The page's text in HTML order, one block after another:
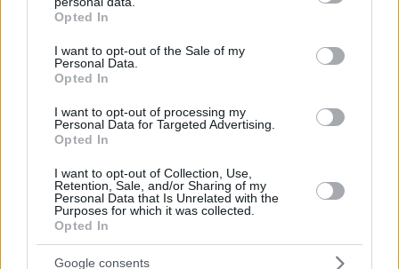
grant or deny consent to Google and its third-party tags to
use your data for below specified purposes in below Google
consent section.
Opted In
I want to opt-out of the Sale of my
Personal Data.
Opted In
I want to opt-out of processing my
Personal Data for Targeted Advertising.
Opted In
I want to opt-out of Collection, Use,
Retention, Sale, and/or Sharing of my
Personal Data that Is Unrelated with the
Purposes for which it was collected.
Opted In
Google consents